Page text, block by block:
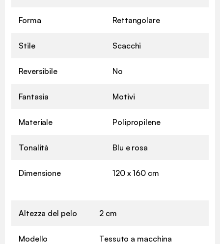
Forma Rettangolare
Stile Scacchi
Reversibile No
Fantasia Motivi
Materiale Polipropilene
Tonalità Blu e rosa
Dimensione 120 x 160 cm
Altezza del pelo 2 cm
Modello Tessuto a macchina